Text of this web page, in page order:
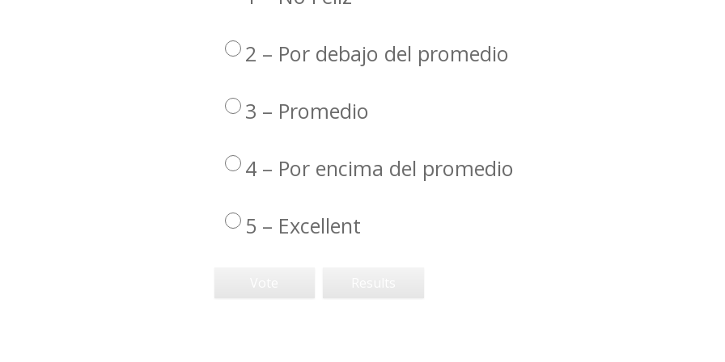
2 – Por debajo del promedio
3 – Promedio
4 – Por encima del promedio
5 – Excellent